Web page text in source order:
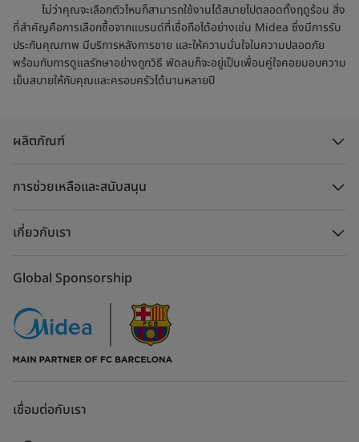
ไม่ว่าคุณจะเลือกตัวไหนก็สามารถใช้งานได้สบายไปตลอดทั้งฤดูร้อน สิ่ง
ที่สำคัญคือการเลือกซื้อจากแบรนด์ที่เชื่อถือได้อย่างเช่น Midea ซึ่งมีการรับ
ประกันคุณภาพ มีบริการหลังการขาย และให้ความมั่นใจในความปลอดภัย
พร้อมกับการดูแลรักษาอย่างถูกวิธี พัดลมก็จะอยู่เป็นเพื่อนคู่ใจคอยมอบความ
เย็นสบายให้กับคุณและครอบครัวได้นานหลายปี
ผลิตภัณฑ์
การช่วยเหลือและสนับสนุน
เกี่ยวกับเรา
Global Sponsorship
เชื่อมต่อกับเรา